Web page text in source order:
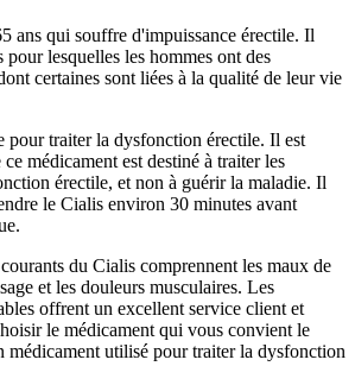
ans qui souffre d'impuissance érectile. Il
pour lesquelles les hommes ont des
certaines sont liées à la qualité de leur vie
pour traiter la dysfonction érectile. Il est
médicament est destiné à traiter les
érectile, et non à guérir la maladie. Il
le Cialis environ 30 minutes avant
du Cialis comprennent les maux de
et les douleurs musculaires. Les
offrent un excellent service client et
le médicament qui vous convient le
médicament utilisé pour traiter la dysfonction